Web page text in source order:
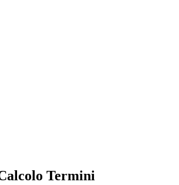
Termini